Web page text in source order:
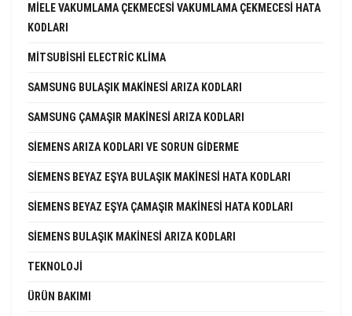
MIELE VAKUMLAMA ÇEKMECESI VAKUMLAMA ÇEKMECESI HATA
KODLARI
MITSUBISHI ELECTRIC KLIMA
SAMSUNG BULAŞIK MAKINESI ARIZA KODLARI
SAMSUNG ÇAMAŞIR MAKINESI ARIZA KODLARI
SIEMENS ARIZA KODLARI VE SORUN GIDERME
SIEMENS BEYAZ EŞYA BULAŞIK MAKINESI HATA KODLARI
SIEMENS BEYAZ EŞYA ÇAMAŞIR MAKINESI HATA KODLARI
SIEMENS BULAŞIK MAKINESI ARIZA KODLARI
TEKNOLOJI
ÜRÜN BAKIMI